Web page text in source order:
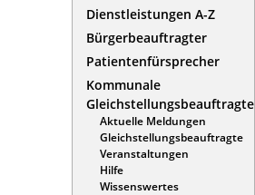
Dienstleistungen A-Z
Bürgerbeauftragter
Patientenfürsprecher
Kommunale
Gleichstellungsbeauftragte
Aktuelle Meldungen
Gleichstellungsbeauftragte
Veranstaltungen
Hilfe
Wissenswertes